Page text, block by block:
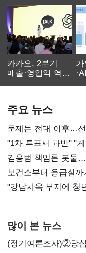
카카오, 2분기
매출·영업익 역대
주요 뉴스
문제는 전대 이후…
불복'
"1차 투표서 과반" "
김용범 책임론 봇물
보건소부터 응급실
"강남사옥 부지에 청
많이 본 뉴스
(정기여론조사)②당